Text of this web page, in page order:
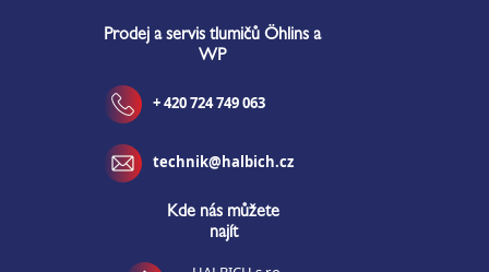
Prodej a servis tlumičů Öhlins a
WP
+ 420 724 749 063
technik@halbich.cz
Kde nás můžete
najít